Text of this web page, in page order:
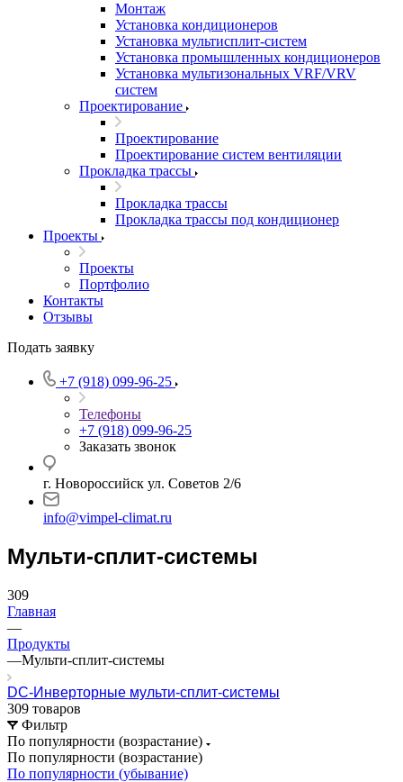
Монтаж
Установка кондиционеров
Установка мультисплит-систем
Установка промышленных кондиционеров
Установка мультизональных VRF/VRV
систем
Проектирование
Проектирование
Проектирование систем вентиляции
Прокладка трассы
Прокладка трассы
Прокладка трассы под кондиционер
Проекты
Проекты
Портфолио
Контакты
Отзывы
Подать заявку
+7 (918) 099-96-25
Телефоны
+7 (918) 099-96-25
Заказать звонок
г. Новороссийск ул. Советов 2/6
info@vimpel-climat.ru
Мульти-сплит-системы
309
Главная
—
Продукты
—Мульти-сплит-системы
DC-Инверторные мульти-сплит-системы
309 товаров
Фильтр
По популярности (возрастание)
По популярности (возрастание)
По популярности (убывание)